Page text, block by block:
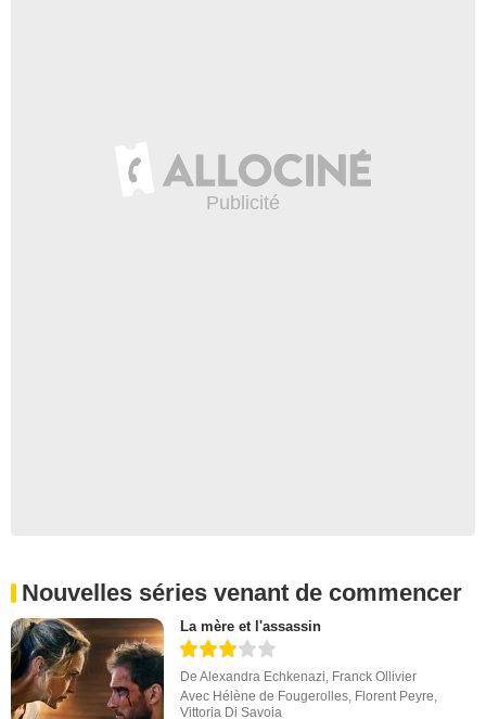
Nouvelles séries venant de commencer
La mère et l'assassin
DeAlexandra Echkenazi, Franck Ollivier
Avec Hélène de Fougerolles, Florent Peyre,
Vittoria Di Savoia